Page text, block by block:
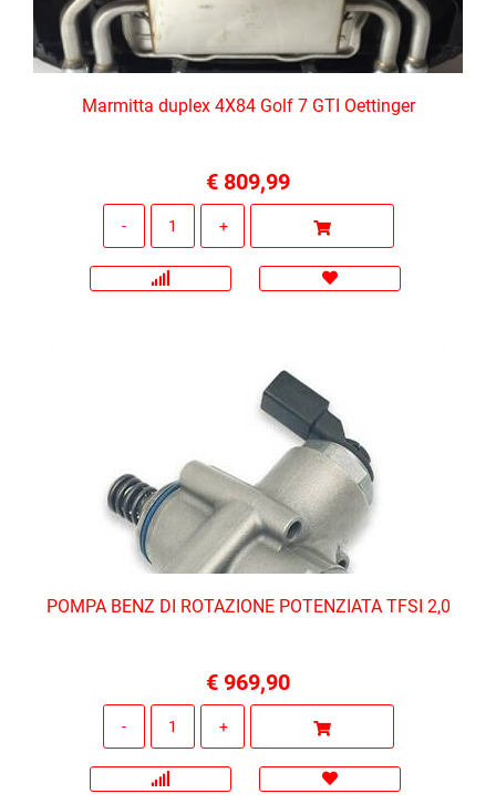
Marmitta duplex 4X84 Golf 7 GTI Oettinger
€ 809,99
POMPA BENZ DI ROTAZIONE POTENZIATA TFSI 2,0
€ 969,90